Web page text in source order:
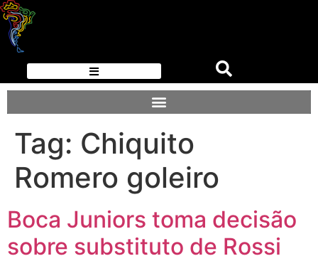
Tag: Chiquito
Romero goleiro
Boca Juniors toma decisão
sobre substituto de Rossi